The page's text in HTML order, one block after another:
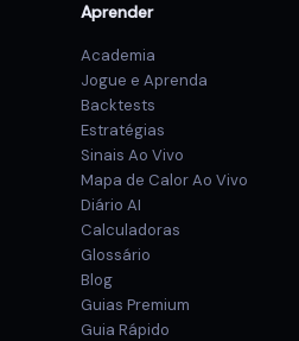
Aprender
Academia
Jogue e Aprenda
Backtests
Estratégias
Sinais Ao Vivo
Mapa de Calor Ao Vivo
Diário AI
Calculadoras
Glossário
Blog
Guias Premium
Guia Rápido